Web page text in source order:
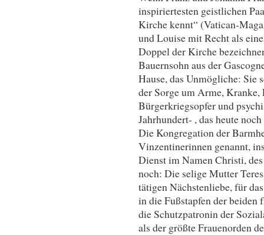
inspiriertesten geistlichen
Kirche kennt“ (Vatican-
und Louise mit Recht als
Doppel der Kirche
Bauernsohn aus der
Hause, das Unmögliche: Sie
der Sorge um Arme,
Bürgerkriegsopfer und
Jahrhundert- , das heute
Die Kongregation der
Vinzentinerinnen genannt,
Dienst im Namen Christi,
noch: Die selige Mutter
tätigen Nächstenliebe, für
in die Fußstapfen der beiden
die Schutzpatronin der
als der größte Frauenorden